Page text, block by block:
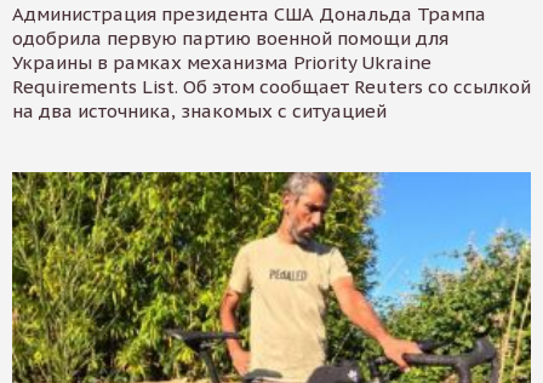
Администрация президента США Дональда Трампа
одобрила первую партию военной помощи для
Украины в рамках механизма Priority Ukraine
Requirements List. Об этом сообщает Reuters со ссылкой
на два источника, знакомых с ситуацией